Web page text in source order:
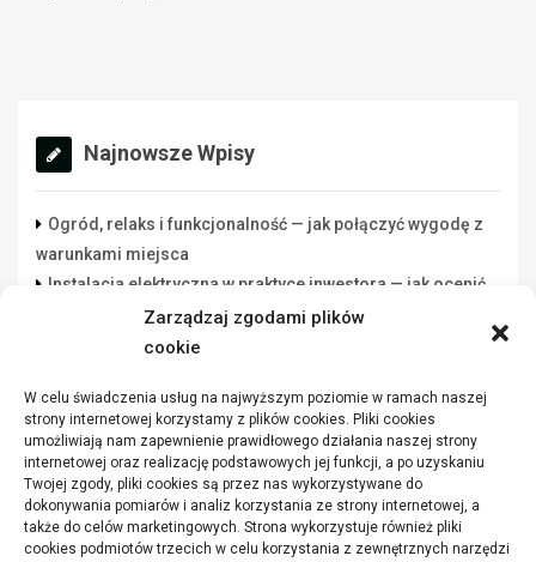
Zarządzaj zgodami plików
cookie
W celu świadczenia usług na najwyższym poziomie w ramach naszej
strony internetowej korzystamy z plików cookies. Pliki cookies
umożliwiają nam zapewnienie prawidłowego działania naszej strony
internetowej oraz realizację podstawowych jej funkcji, a po uzyskaniu
Twojej zgody, pliki cookies są przez nas wykorzystywane do
dokonywania pomiarów i analiz korzystania ze strony internetowej, a
także do celów marketingowych. Strona wykorzystuje również pliki
cookies podmiotów trzecich w celu korzystania z zewnętrznych narzędzi
Najnowsze Wpisy
Ogród, relaks i funkcjonalność — jak połączyć wygodę z
warunkami miejsca
Instalacja elektryczna w praktyce inwestora — jak ocenić
wykonawcę rozsądnie
Lista danych do świadectwa energetycznego: co
Funkcjonalna przestrzeń robocza w warsztacie a jakość
wykonywanych zadań
Jakie parametry mają winylowe panele